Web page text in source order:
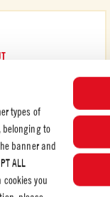
types of
belonging to
banner and
ALL
you